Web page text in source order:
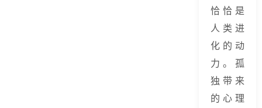
恰恰是
人类进
化的动
力。孤
独带来
的心理